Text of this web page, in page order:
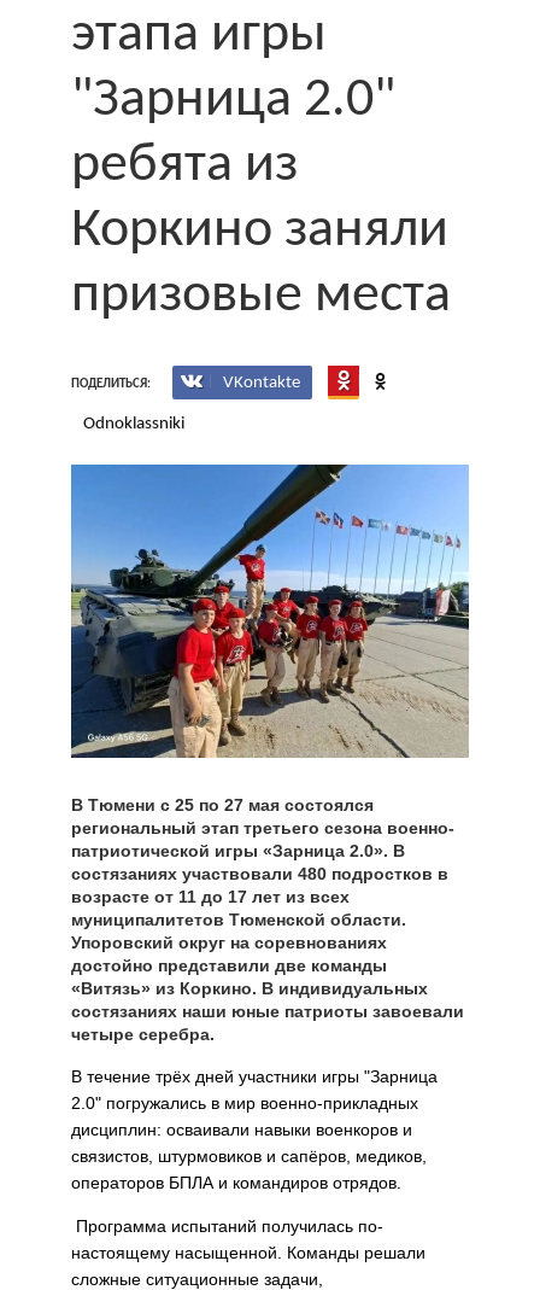
этапа игры
"Зарница 2.0"
ребята из
Коркино заняли
призовые места
ПОДЕЛИТЬСЯ: VKontakte
Odnoklassniki
В Тюмени с 25 по 27 мая состоялся
региональный этап третьего сезона военно-
патриотической игры «Зарница 2.0». В
состязаниях участвовали 480 подростков в
возрасте от 11 до 17 лет из всех
муниципалитетов Тюменской области.
Упоровский округ на соревнованиях
достойно представили две команды
«Витязь» из Коркино. В индивидуальных
состязаниях наши юные патриоты завоевали
четыре серебра.
В течение трёх дней участники игры "Зарница
2.0" погружались в мир военно-прикладных
дисциплин: осваивали навыки военкоров и
связистов, штурмовиков и сапёров, медиков,
операторов БПЛА и командиров отрядов.
Программа испытаний получилась по-
настоящему насыщенной. Команды решали
сложные ситуационные задачи,